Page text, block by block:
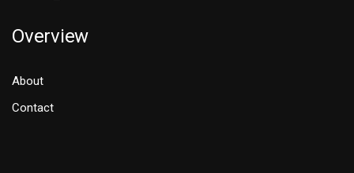
Overview
About
Contact